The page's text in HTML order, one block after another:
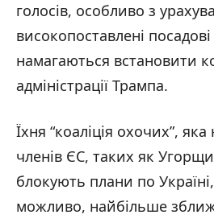
голосів, особливо з
високопоставлені
намагаються встановити
адміністрації Трампа.
Їхня “коаліція охочих”,
членів ЄС, таких як
блокують плани по
можливо, найбільше